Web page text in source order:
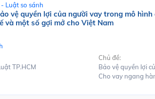
Luật so sánh
vệ quyền lợi của người vay trong mô
và một số gợi mở cho Việt Nam
TP.HCM
Chủ đề:
Bảo vệ quyền lợi
Cho vay ngang